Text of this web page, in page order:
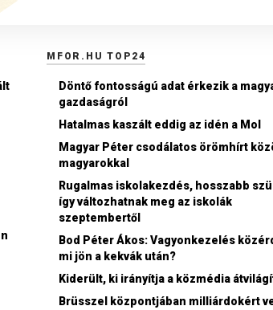
MFOR.HU TOP24
Döntő fontosságú adat érkezik a
gazdaságról
Hatalmas kaszált eddig az idén a Mol
Magyar Péter csodálatos örömhírt
magyarokkal
Rugalmas iskolakezdés, hosszabb
így változhatnak meg az iskolák
szeptembertől
Bod Péter Ákos: Vagyonkezelés
mi jön a kekvák után?
Kiderült, ki irányítja a közmédia
Brüsszel központjában milliárdokért